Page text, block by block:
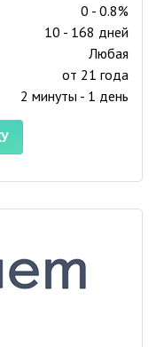
0 - 0.8%
10 - 168 дней
Любая
от 21 года
2 минуты - 1 день